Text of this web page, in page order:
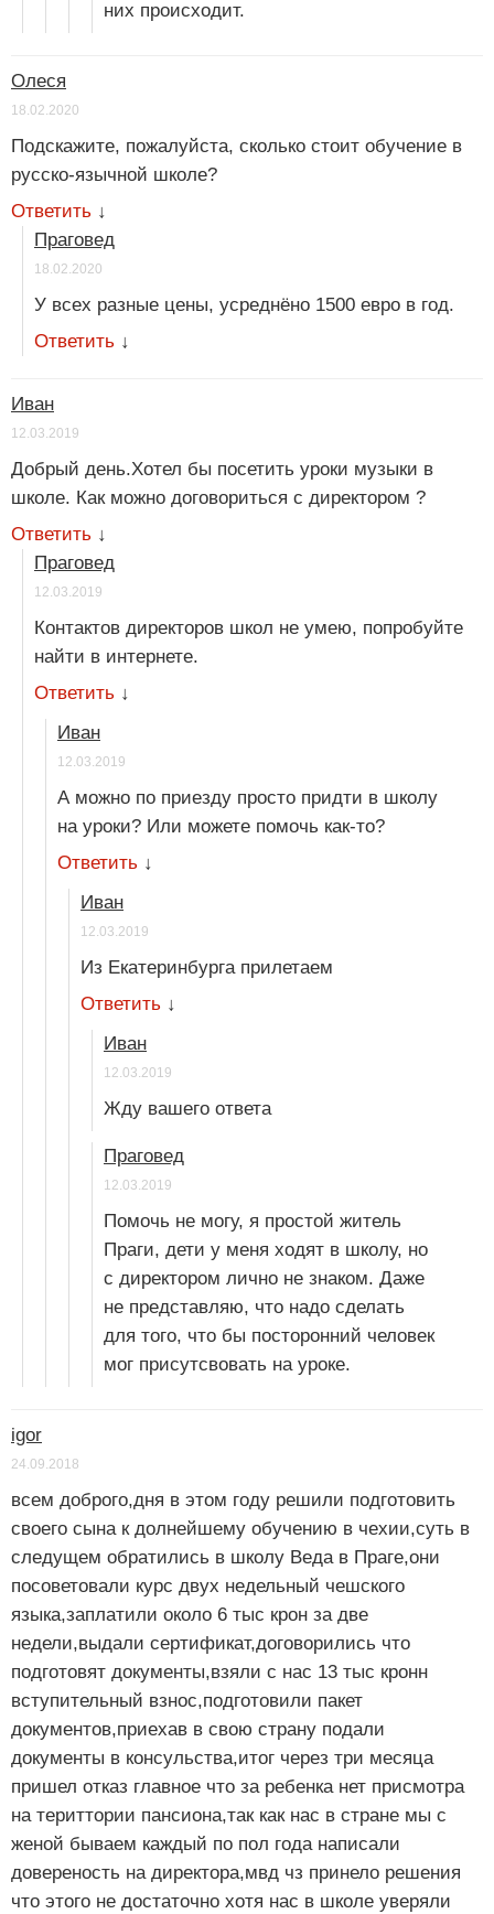
них происходит.
Олеся
18.02.2020
Подскажите, пожалуйста, сколько стоит обучение в
русско-язычной школе?
Ответить ↓
Праговед
18.02.2020
У всех разные цены, усреднёно 1500 евро в год.
Ответить ↓
Иван
12.03.2019
Добрый день.Хотел бы посетить уроки музыки в
школе. Как можно договориться с директором ?
Ответить ↓
Праговед
12.03.2019
Контактов директоров школ не умею, попробуйте
найти в интернете.
Ответить ↓
Иван
12.03.2019
А можно по приезду просто придти в школу
на уроки? Или можете помочь как-то?
Ответить ↓
Иван
12.03.2019
Из Екатеринбурга прилетаем
Ответить ↓
Иван
12.03.2019
Жду вашего ответа
Праговед
12.03.2019
Помочь не могу, я простой житель
Праги, дети у меня ходят в школу, но
с директором лично не знаком. Даже
не представляю, что надо сделать
для того, что бы посторонний человек
мог присутсвовать на уроке.
igor
24.09.2018
всем доброго,дня в этом году решили подготовить
своего сына к долнейшему обучению в чехии,суть в
следущем обратились в школу Веда в Праге,они
посоветовали курс двух недельный чешского
языка,заплатили около 6 тыс крон за две
недели,выдали сертификат,договорились что
подготовят документы,взяли с нас 13 тыс кронн
вступительный взнос,подготовили пакет
документов,приехав в свою страну подали
документы в консульства,итог через три месяца
пришел отказ главное что за ребенка нет присмотра
на териттории пансиона,так как нас в стране мы с
женой бываем каждый по пол года написали
довереность на директора,мвд чз принело решения
что этого не достаточно хотя нас в школе уверяли